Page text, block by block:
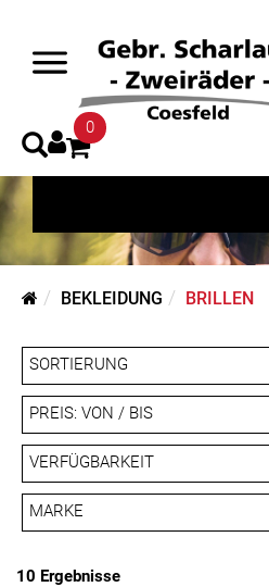
0
Brillen
BEKLEIDUNG BRILLEN
SORTIERUNG
PREIS: VON / BIS
PREISFILTER
VERFÜGBARKEIT
MARKE
10 Ergebnisse